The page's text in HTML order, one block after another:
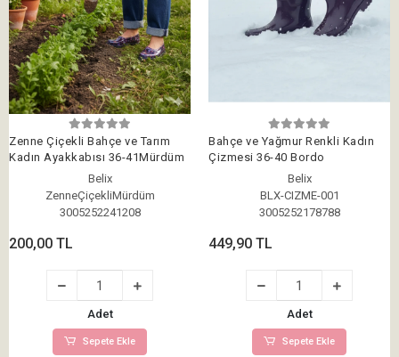
Zenne Çiçekli Bahçe ve Tarım
Kadın Ayakkabısı 36-41Mürdüm
Belix
ZenneÇiçekliMürdüm
3005252241208
200,00 TL
Adet
Sepete Ekle
Bahçe ve Yağmur Renkli Kadın
Çizmesi 36-40 Bordo
Belix
BLX-CIZME-001
3005252178788
449,90 TL
Adet
Sepete Ekle